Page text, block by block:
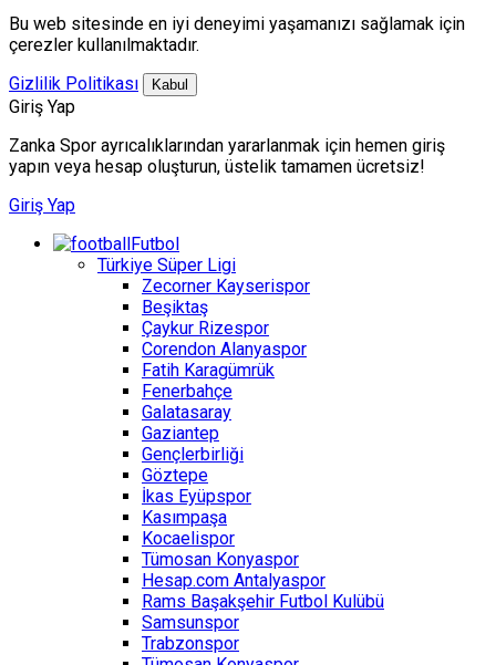
Bu web sitesinde en iyi deneyimi yaşamanızı sağlamak için
çerezler kullanılmaktadır.
Gizlilik Politikası
Kabul
Giriş Yap
Zanka Spor ayrıcalıklarından yararlanmak için hemen giriş
yapın veya hesap oluşturun, üstelik tamamen ücretsiz!
Giriş Yap
Futbol
Türkiye Süper Ligi
Zecorner Kayserispor
Beşiktaş
Çaykur Rizespor
Corendon Alanyaspor
Fatih Karagümrük
Fenerbahçe
Galatasaray
Gaziantep
Gençlerbirliği
Göztepe
İkas Eyüpspor
Kasımpaşa
Kocaelispor
Tümosan Konyaspor
Hesap.com Antalyaspor
Rams Başakşehir Futbol Kulübü
Samsunspor
Trabzonspor